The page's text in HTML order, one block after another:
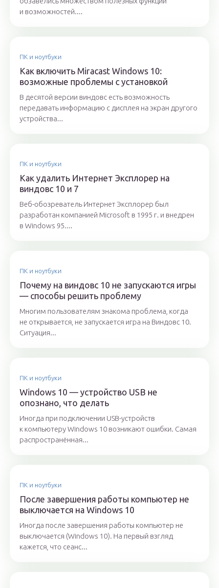
и возможностей....
ПК и ноутбуки
Как включить Miracast Windows 10:
возможные проблемы с установкой
В десятой версии виндовс есть возможность
передавать информацию с дисплея на экран другого
устройства...
ПК и ноутбуки
Как удалить Интернет Эксплорер на
виндовс 10 и 7
Веб-обозреватель Интернет Эксплорер был
разработан компанией Microsoft в 1995 г. и внедрен
в Windows 95....
ПК и ноутбуки
Почему на виндовс 10 не запускаются игры
— способы решить проблему
Многим пользователям знакома проблема, когда
не открывается, не запускается игра на Виндовс 10.
Ситуация...
ПК и ноутбуки
Windows 10 — устройство USB не
опознано, что делать
Иногда при подключении USB-устройств
к компьютеру Windows 10 возникают ошибки. Самая
распространённая...
ПК и ноутбуки
После завершения работы компьютер не
выключается на Windows 10
Иногда после завершения работы компьютер не
выключается (Windows 10). На первый взгляд
кажется, что сеанс...